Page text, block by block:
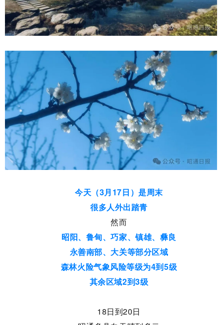
今天（3月17日 ）是周末
很多人外出踏青
然而
昭阳、鲁甸、巧家、镇雄、彝良
永善南部、 大关等部分区域
森林火险气象风险等级为4到5级
其余区域2到3级
18日到20日